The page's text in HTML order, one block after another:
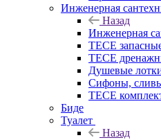
Инженерная
Назад
Инженерная
TECE
TECE
Душевые
Сифоны,
TECE
Биде
Туалет
Назад